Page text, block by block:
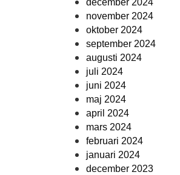
december 2024
november 2024
oktober 2024
september 2024
augusti 2024
juli 2024
juni 2024
maj 2024
april 2024
mars 2024
februari 2024
januari 2024
december 2023